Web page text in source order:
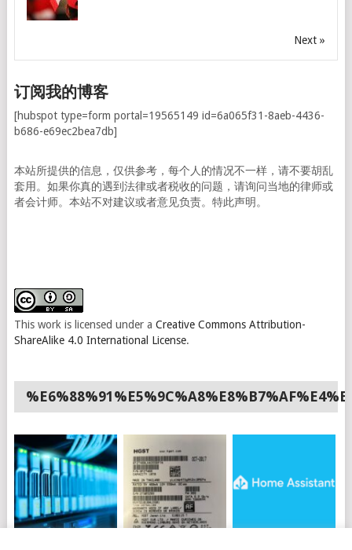
Next »
订阅我的博客
[hubspot type=form portal=19565149 id=6a065f31-8aeb-4436-
b686-e69ec2bea7db]
本站所提供的信息，仅供参考，每个人的情况不一样，请不要胡乱
套用。如果你真的遇到法律或者税收的问题，请询问当地的律师或
者会计师。本站不对建议或者意见负责。特此声明。
This work is licensed under a Creative Commons Attribution-
ShareAlike 4.0 International License.